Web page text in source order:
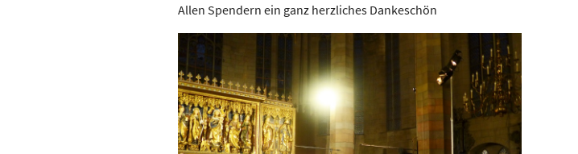
Allen Spendern ein ganz herzliches Dankeschön